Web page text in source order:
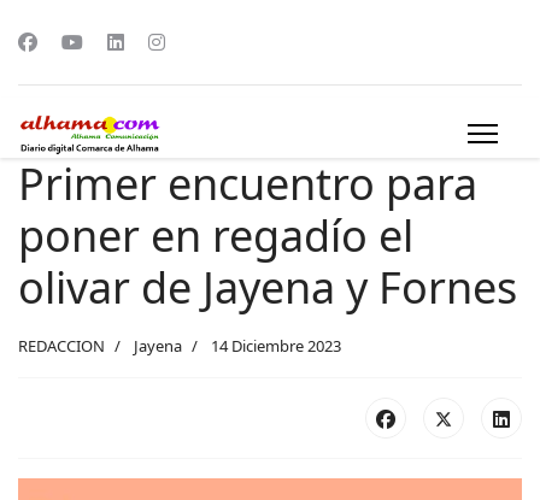
Primer encuentro para
poner en regadío el
olivar de Jayena y Fornes
REDACCION Jayena 14 Diciembre 2023